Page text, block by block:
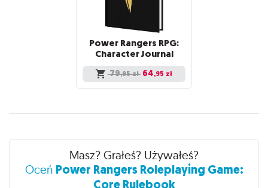
Power Rangers RPG:
Character Journal
79,95 zł 64,95 zł
Recenzje
Masz? Grałeś? Używałeś?
Oceń Power Rangers Roleplaying Game:
Core Rulebook